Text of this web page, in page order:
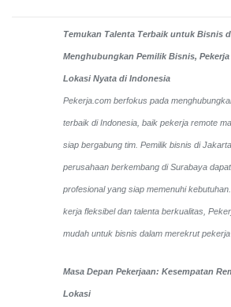
Temukan Talenta Terbaik untuk Bisnis
Menghubungkan Pemilik Bisnis,
Lokasi Nyata di Indonesia
Pekerja.com berfokus pada
terbaik di Indonesia, baik pekerja remote
siap bergabung tim. Pemilik bisnis di
perusahaan berkembang di Surabaya
profesional yang siap memenuhi
kerja fleksibel dan talenta berkualitas,
mudah untuk bisnis dalam merekrut pekerja
Masa Depan Pekerjaan: Kesempatan
Lokasi